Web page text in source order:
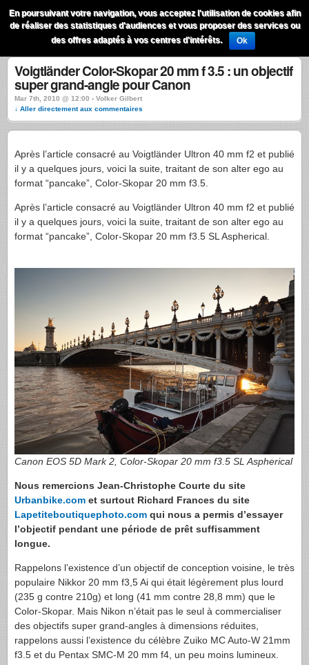
QuestionsPhoto Menu
Voigtländer Color-Skopar 20 mm f 3.5 : un objectif
super grand-angle pour Canon
Mar 7th, 2010 @ 12:00 › Volker Gilbert
↓ Aller directement aux commentaires
Après l’article consacré au Voigtländer Ultron 40 mm f2 et publié
il y a quelques jours, voici la suite, traitant de son alter ego au
format “pancake”, Color-Skopar 20 mm f3.5.
Après l’article consacré au Voigtländer Ultron 40 mm f2 et publié
il y a quelques jours, voici la suite, traitant de son alter ego au
format “pancake”, Color-Skopar 20 mm f3.5 SL Aspherical.
Canon EOS 5D Mark 2, Color-Skopar 20 mm f3.5 SL Aspherical
Nous remercions Jean-Christophe Courte du site
Urbanbike.com et surtout Richard Frances du site
Lapetiteboutiquephoto.com qui nous a permis d’essayer
l’objectif pendant une période de prêt suffisamment
longue.
Rappelons l’existence d’un objectif de conception voisine, le très
populaire Nikkor 20 mm f3,5 Ai qui était légèrement plus lourd
(235 g contre 210g) et long (41 mm contre 28,8 mm) que le
Color-Skopar. Mais Nikon n’était pas le seul à commercialiser
des objectifs super grand-angles à dimensions réduites,
rappelons aussi l’existence du célèbre Zuiko MC Auto-W 21mm
f3.5 et du Pentax SMC-M 20 mm f4, un peu moins lumineux.
En poursuivant votre navigation, vous acceptez l'utilisation de cookies afin
de réaliser des statistiques d'audiences et vous proposer des services ou
des offres adaptés à vos centres d'intérêts.
Ok